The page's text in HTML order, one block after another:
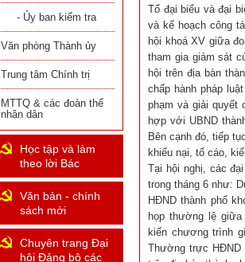
Tổ đại biểu và đại
và kế hoạch công
hội khoá XV giữa
tham gia giám sát
hội trên địa bàn
chấp hành pháp
phạm và giải quyết
hợp với UBND
Bên cạnh đó, tiếp
khiếu nại, tố cáo,
Tại hội nghị, các
trong tháng 6 như:
HĐND thành phố
họp thường lệ giữa
kiến chương trình
Thường trực HĐND
- Ủy ban kiểm tra
Văn phòng Thành ủy
Trung tâm Chính trị
MTTQ & các đoàn thể
nhân dân
Học tập và làm
theo lời Bác
Văn bản - chính
sách mới
Chuyên trang Đại
hội Đảng bộ các